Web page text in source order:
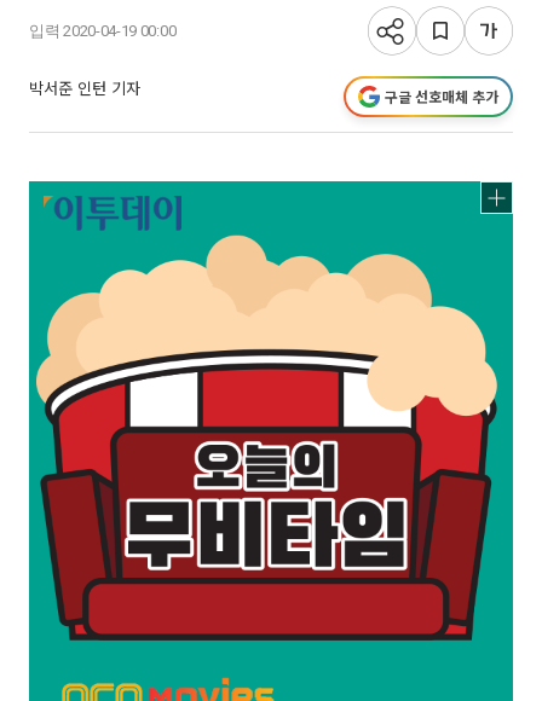
입력 2020-04-19 00:00
박서준 인턴 기자 구글 선호매체 추가